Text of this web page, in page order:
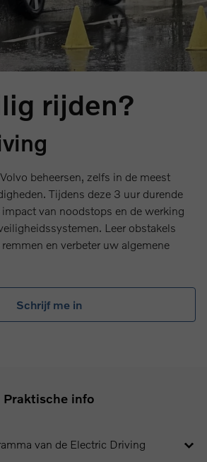
rijden?
beheersen, zelfs in de meest
Tijdens deze 3 uur durende
van noodstops en de werking
Leer obstakels
en verbeter uw algemene
Schrijf me in
Praktische info
van de Electric Driving